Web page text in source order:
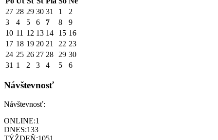
27 28 29 30 31 1
2
3
4 5 6 7 8
9
10 11 12 13 14 15 16
17 18 19 20 21 22 23
24 25 26 27 28 29 30
31 1 2 3 4 5 6
Návštevnosť
Návštevnosť:
ONLINE:1
DNES:133
TÝŽDEŇ:1051